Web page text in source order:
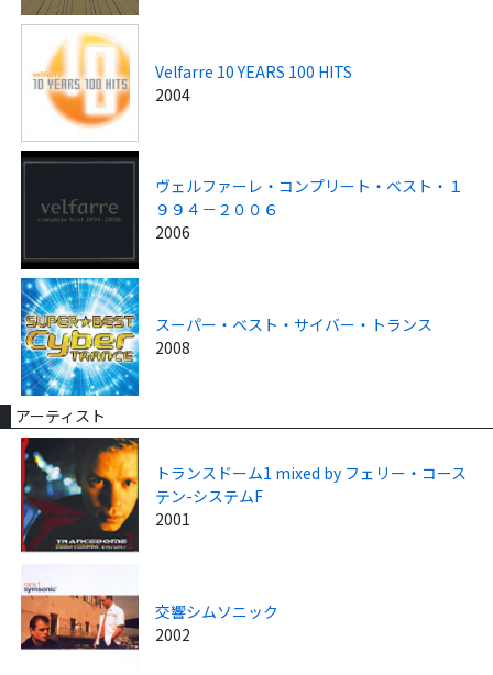
Velfarre 10 YEARS 100 HITS
2004
ヴェルファーレ・コンプリート・ベスト・１
９９４－２００６
2006
スーパー・ベスト・サイバー・トランス
2008
アーティスト
トランスドーム1 mixed by フェリー・コース
テン-システムF
2001
交響シムソニック
2002